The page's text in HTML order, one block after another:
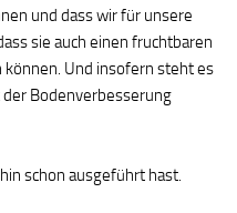
und dass wir für unsere
sie auch einen fruchtbaren
können. Und insofern steht es
Bodenverbesserung
schon ausgeführt hast.